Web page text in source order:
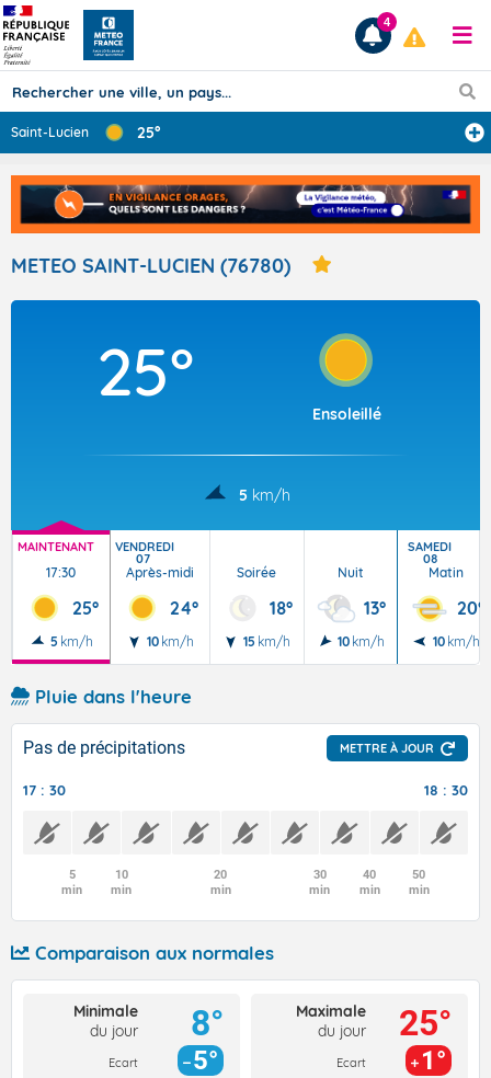
Prévisions
TOUS LES RÉSULTATS
Articles
4
Saint-Lucien 25°
METEO SAINT-LUCIEN (76780)
25°
Ensoleillé
5 km/h
MAINTENANT
17:30
25°
5 km/h
VENDREDI
07
Après-midi
24°
10 km/h
Soirée
18°
15 km/h
Nuit
13°
10 km/h
SAMEDI
08
Matin
20°
10 km/h
Pluie dans l'heure
Pas de précipitations METTRE À JOUR
17 : 30 18 : 30
5
min
10
min
20
min
30
min
40
min
50
min
Comparaison aux normales
Minimale
du jour
Ecart
8°
5°
Maximale
du jour
Ecart
25°
1°